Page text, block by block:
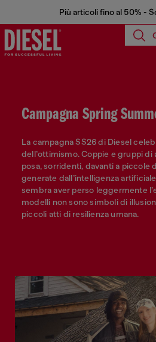
Più articoli fino al 50% -
Campagna Spring
La campagna SS26 di Diesel
dell’ottimismo. Coppie e gruppi
posa, sorridenti, davanti a piccole
generate dall’intelligenza
sembra aver perso leggermente
modelli non sono simboli di
piccoli atti di resilienza umana.